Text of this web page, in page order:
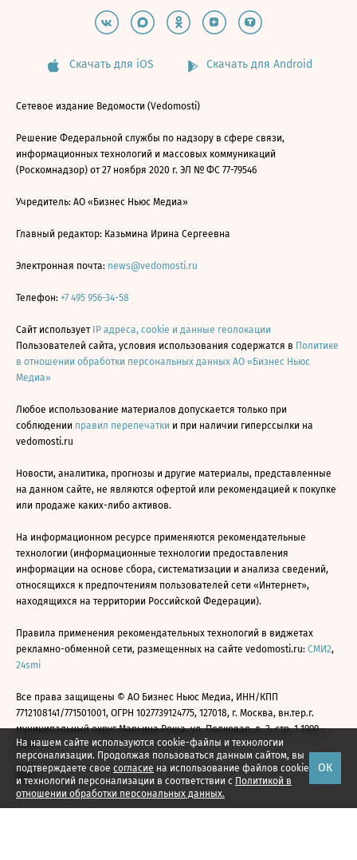
На нашем сайте используются cookie-файлы и технологии
персонализации. Продолжая пользоваться данным сайтом, вы
подтверждаете свое согласие на использование файлов cookie
и технологий персонализации в соответствии с Политикой в
отношении обработки персональных данных.
ОК
Скачать для iOS Скачать для Android
Сетевое издание Ведомости (Vedomosti)
Решение Федеральной службы по надзору в сфере связи,
информационных технологий и массовых коммуникаций
(Роскомнадзор) от 27 ноября 2020 г. ЭЛ № ФС 77-79546
Учредитель: АО «Бизнес Ньюс Медиа»
Главный редактор: Казьмина Ирина Сергеевна
Электронная почта: news@vedomosti.ru
Телефон: +7 495 956-34-58
Сайт использует IP адреса, cookie и данные геолокации
Пользователей сайта, условия использования содержатся в Политике
в отношении обработки персональных данных АО «Бизнес Ньюс
Медиа»
Любое использование материалов допускается только при
соблюдении правил перепечатки и при наличии гиперссылки на
vedomosti.ru
Новости, аналитика, прогнозы и другие материалы, представленные
на данном сайте, не являются офертой или рекомендацией к покупке
или продаже каких-либо активов.
На информационном ресурсе применяются рекомендательные
технологии (информационные технологии предоставления
информации на основе сбора, систематизации и анализа сведений,
относящихся к предпочтениям пользователей сети «Интернет»,
находящихся на территории Российской Федерации).
Правила применения рекомендательных технологий в виджетах
рекламно-обменной сети, размещенных на сайте vedomosti.ru: СМИ2,
24smi
Все права защищены © АО Бизнес Ньюс Медиа, ИНН/КПП
7712108141/771501001, ОГРН 1027739124775, 127018, г. Москва, вн.тер.г.
муниципальный округ Марьина Роща, ул. Полковая, д. 3, стр. 1 1999—
2026